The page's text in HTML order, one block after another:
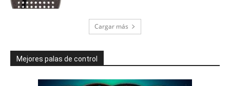
Cargar más
Mejores palas de control